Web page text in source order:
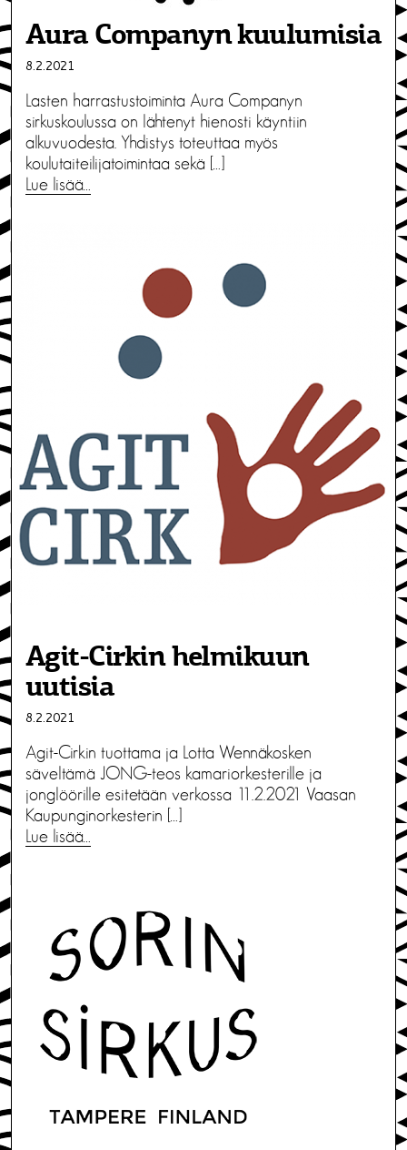
Aura Companyn kuulumisia
8.2.2021
Lasten harrastustoiminta Aura Companyn
sirkuskoulussa on lähtenyt hienosti käyntiin
alkuvuodesta. Yhdistys toteuttaa myös
koulutaiteilijatoimintaa sekä […]
Lue lisää…
Agit-Cirkin helmikuun
uutisia
8.2.2021
Agit-Cirkin tuottama ja Lotta Wennäkosken
säveltämä JONG-teos kamariorkesterille ja
jonglöörille esitetään verkossa 11.2.2021 Vaasan
Kaupunginorkesterin […]
Lue lisää…